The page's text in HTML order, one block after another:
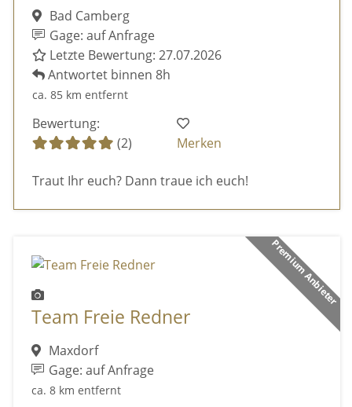
Bad Camberg
Gage: auf Anfrage
Letzte Bewertung: 27.07.2026
Antwortet binnen 8h
ca. 85 km entfernt
Bewertung:
(2)
Merken
Traut Ihr euch? Dann traue ich euch!
Premium Anbieter
Team Freie Redner
Maxdorf
Gage: auf Anfrage
ca. 8 km entfernt